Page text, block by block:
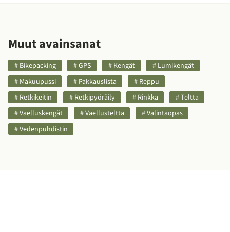
Muut avainsanat
Bikepacking GPS Kengät
Lumikengät
Makuupussi
Pakkauslista
Reppu
Retkikeitin
Retkipyöräily Rinkka
Teltta
Vaelluskengät
Vaellusteltta
Valintaopas
Vedenpuhdistin